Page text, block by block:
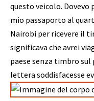
questo veicolo.
mio passaporto al
Nairobi per ricevere il
significava che avrei
paese senza timbro sul
lettera soddisfacesse